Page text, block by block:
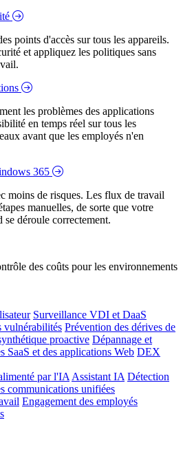
points d'accès sur tous les appareils.
et appliquez les politiques sans
les problèmes des applications
en temps réel sur tous les
avant que les employés n'en
365
moins de risques. Les flux de travail
manuelles, de sorte que votre
déroule correctement.
des coûts pour les environnements
Surveillance VDI et DaaS
vulnérabilités Prévention des dérives de
proactive Dépannage et
SaaS et des applications Web DEX
par l'IA Assistant IA Détection
communications unifiées
Engagement des employés